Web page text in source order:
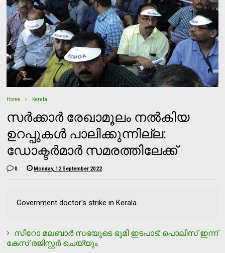
Home Kerala
സര്‍ക്കാര്‍ രേഖാമൂലം നല്‍കിയ
ഉറപ്പുകള്‍ പാലിക്കുന്നില്ല:
ഡോക്ടര്‍മാര്‍ സമരത്തിലേക്ക്
0 Monday, 12 September 2022
Government doctor's strike in Kerala
സീറോ മലബാര്‍ സഭയുടെ ഭൂമി ഇടപാട്: പൊലീസ് ഇന്ന്
കേസ് രജിസ്റ്റര്‍ ചെയ്യും